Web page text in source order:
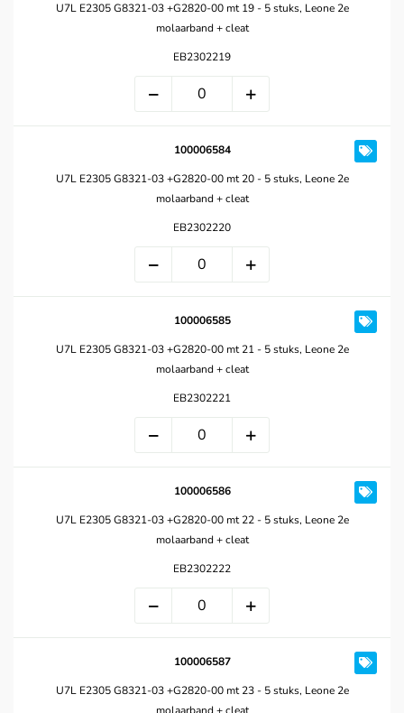
U7L E2305 G8321-03 +G2820-00 mt 19 - 5 stuks, Leone 2e
molaarband + cleat
EB2302219
100006584
U7L E2305 G8321-03 +G2820-00 mt 20 - 5 stuks, Leone 2e
molaarband + cleat
EB2302220
100006585
U7L E2305 G8321-03 +G2820-00 mt 21 - 5 stuks, Leone 2e
molaarband + cleat
EB2302221
100006586
U7L E2305 G8321-03 +G2820-00 mt 22 - 5 stuks, Leone 2e
molaarband + cleat
EB2302222
100006587
U7L E2305 G8321-03 +G2820-00 mt 23 - 5 stuks, Leone 2e